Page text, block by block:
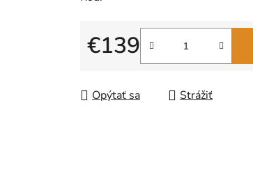
€139
Jednotková cena:
Opýtať sa Strážiť